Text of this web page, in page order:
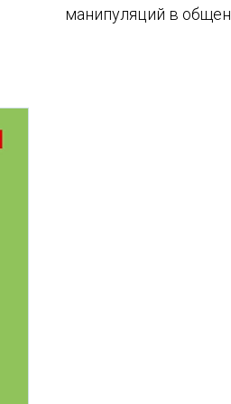
манипуляций в